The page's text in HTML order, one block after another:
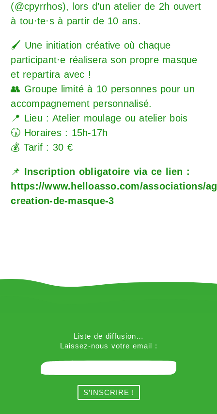
(@cpyrrhos), lors d’un atelier de 2h ouvert
à tou·te·s à partir de 10 ans.
🖌️ Une initiation créative où chaque
participant·e réalisera son propre masque
et repartira avec !
👥 Groupe limité à 10 personnes pour un
accompagnement personnalisé.
📍 Lieu : Atelier moulage ou atelier bois
🕠 Horaires : 15h-17h
💰 Tarif : 30 €
📌 Inscription obligatoire via ce lien :
https://www.helloasso.com/associations/
creation-de-masque-3
Liste de diffusion…
Laissez-nous votre email :